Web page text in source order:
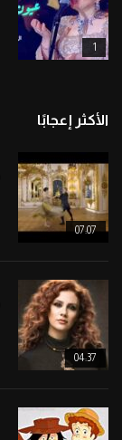
1
الأكثر إعجابًا
07:07
04:37